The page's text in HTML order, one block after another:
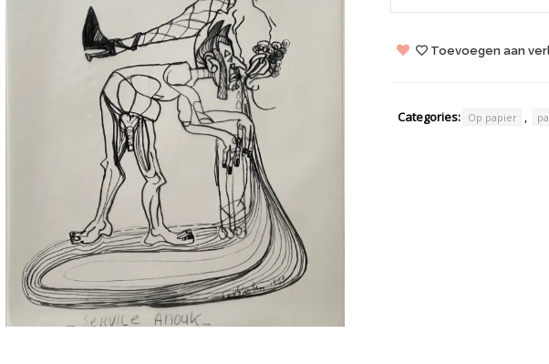
Toevoegen aan
Categories: Op papier ,